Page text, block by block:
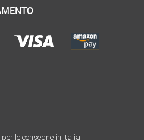
le consegne in Italia